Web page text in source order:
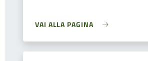
VAI ALLA PAGINA